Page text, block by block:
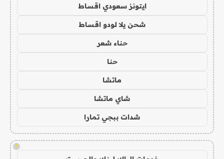
ايتونز سعودي اقساط
شحن يلا لودو اقساط
حناء شعر
حنا
ماتشا
شاي ماتشا
شدات ببجي تمارا
!